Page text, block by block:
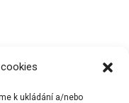
k ukládání a/nebo
údajů